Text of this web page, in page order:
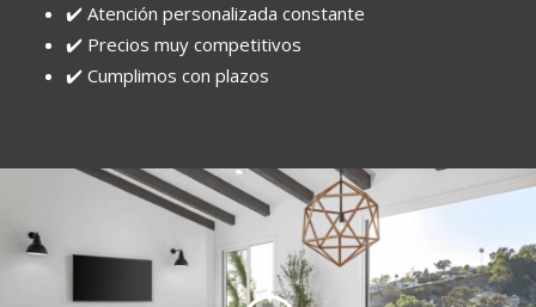
✔️ Atención personalizada constante
✔️ Precios muy competitivos
✔️ Cumplimos con plazos